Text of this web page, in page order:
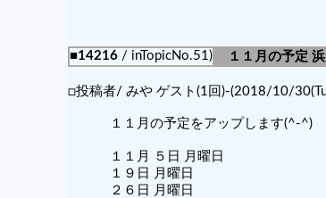
■14216/ inTopicNo.51)
１１月の予定
□投稿者/ みや ゲスト(1回)-(2018/10/
１１月の予定をアップします(^-^)
１１月 ５日 月曜日
１９日 月曜日
２６日 月曜日